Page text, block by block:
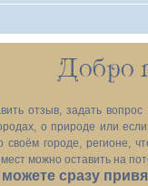
Добро
отзыв, задать
о природе или
городе, регионе,
можно оставить на
сразу